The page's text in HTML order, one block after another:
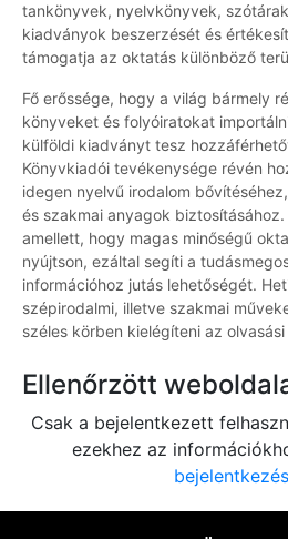
tankönyvek, nyelvkönyvek,
kiadványok beszerzését és
támogatja az oktatás különböző
Fő erőssége, hogy a világ bármely
könyveket és folyóiratokat
külföldi kiadványt tesz
Könyvkiadói tevékenysége révén
idegen nyelvű irodalom
és szakmai anyagok
amellett, hogy magas minőségű
nyújtson, ezáltal segíti a
információhoz jutás lehetőségét.
szépirodalmi, illetve szakmai
széles körben kielégíteni az
Ellenőrzött
Csak a bejelentkezett
ezekhez az